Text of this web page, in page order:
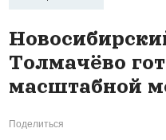
Толмачёво
масштабной
Поделиться